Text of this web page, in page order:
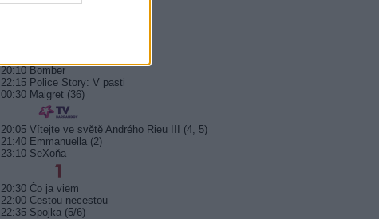
20:10 Bomber
22:15 Police Story: V pasti
00:30 Maigret (36)
20:05 Vítejte ve světě Andrého Rieu III (4, 5)
21:40 Emmanuella (2)
23:10 SeXoňa
20:30 Čo ja viem
22:00 Cestou necestou
22:35 Spojka (5/6)